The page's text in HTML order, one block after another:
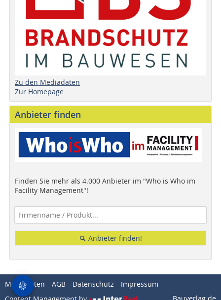
Zu den Mediadaten
Zur Homepage
Anbieter finden
Finden Sie mehr als 4.000 Anbieter im "Who is Who im
Facility Management"!
Anbieter finden!
Mediadaten AGB Datenschutz
Impressum